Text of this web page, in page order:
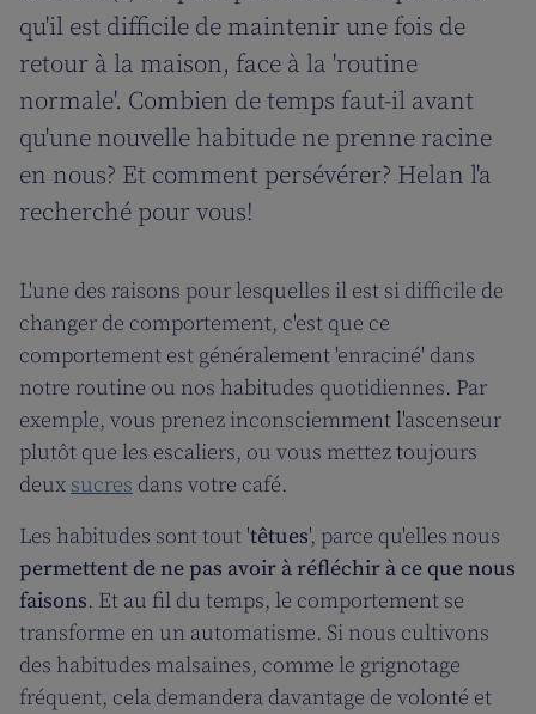
qu'il est difficile de maintenir une fois de
retour à la maison, face à la 'routine
normale'. Combien de temps faut-il avant
qu'une nouvelle habitude ne prenne racine
en nous? Et comment persévérer? Helan l'a
recherché pour vous!
L'une des raisons pour lesquelles il est si difficile de
changer de comportement, c'est que ce
comportement est généralement 'enraciné' dans
notre routine ou nos habitudes quotidiennes. Par
exemple, vous prenez inconsciemment l'ascenseur
plutôt que les escaliers, ou vous mettez toujours
deux sucres dans votre café.
Les habitudes sont tout 'têtues', parce qu'elles nous
permettent de ne pas avoir à réfléchir à ce que nous
faisons. Et au fil du temps, le comportement se
transforme en un automatisme. Si nous cultivons
des habitudes malsaines, comme le grignotage
fréquent, cela demandera davantage de volonté et